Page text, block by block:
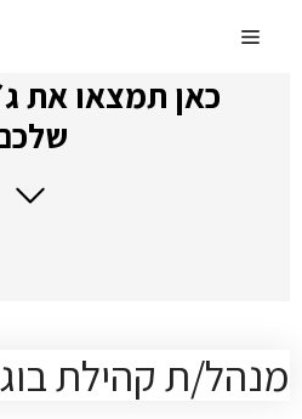
לתוכןMenu
כאן תמצאו את
מנהל/ת קהילת